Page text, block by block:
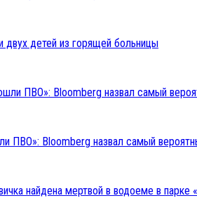
двух детей из горящей больницы
ПВО»: Bloomberg назвал самый